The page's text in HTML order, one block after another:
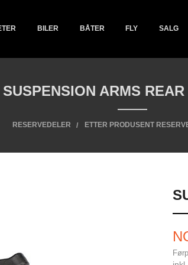
BILER BÅTER FLY SALG
SUSPENSION ARMS
RESERVEDELER ETTER PRODUSENT